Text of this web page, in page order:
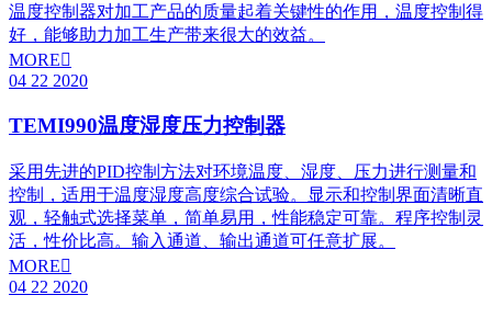
温度控制器对加工产品的质量起着关键性的作用，温度控制得
好，能够助力加工生产带来很大的效益。
MORE
04 22 2020
TEMI990温度湿度压力控制器
采用先进的PID控制方法对环境温度、湿度、压力进行测量和
控制，适用于温度湿度高度综合试验。显示和控制界面清晰直
观，轻触式选择菜单，简单易用，性能稳定可靠。程序控制灵
活，性价比高。输入通道、输出通道可任意扩展。
MORE
04 22 2020